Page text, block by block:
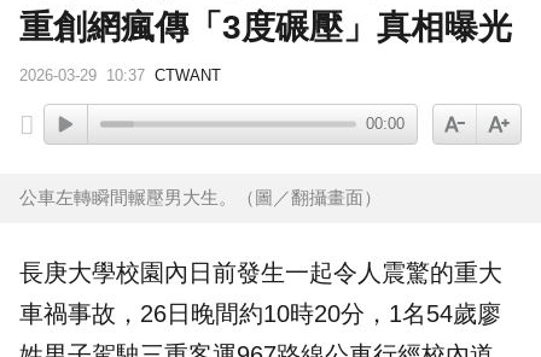
重創網瘋傳「3度碾壓」真相曝光
2026-03-29 10:37 CTWANT
00:00
公車左轉瞬間輾壓男大生。（圖／翻攝畫面）
長庚大學校園內日前發生一起令人震驚的重大
車禍事故，26日晚間約10時20分，1名54歲廖